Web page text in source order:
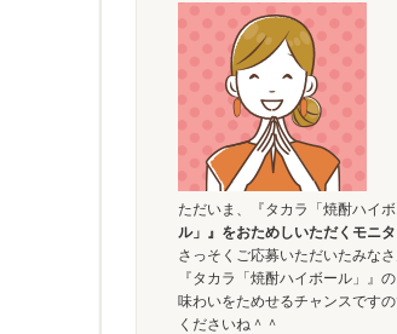
ただいま、『タカラ「焼酎ハイボ
ル」』をおためしいただくモニ
さっそくご応募いただいたみな
『タカラ「焼酎ハイボール」』
味わいをためせるチャンスです
くださいね＾＾